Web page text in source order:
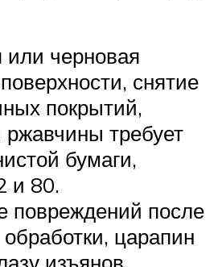
черновая
снятие
покрытий,
ржавчины требует
бумаги,
и 80.
повреждений после
царапин